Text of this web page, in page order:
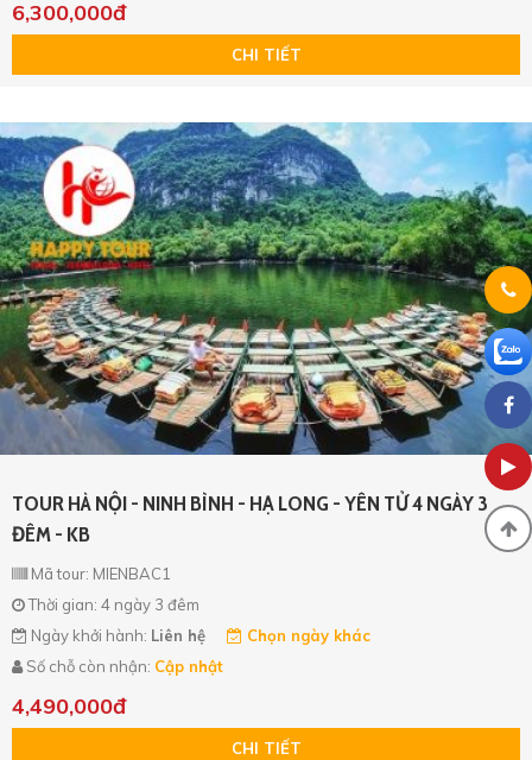
6,300,000đ
CHI TIẾT
TOUR HÀ NỘI - NINH BÌNH - HẠ LONG - YÊN TỬ 4 NGÀY 3
ĐÊM - KB
Mã tour: MIENBAC1
Thời gian: 4 ngày 3 đêm
Ngày khởi hành: Liên hệ
Chọn ngày khác
Số chỗ còn nhận: Cập nhật
4,490,000đ
CHI TIẾT